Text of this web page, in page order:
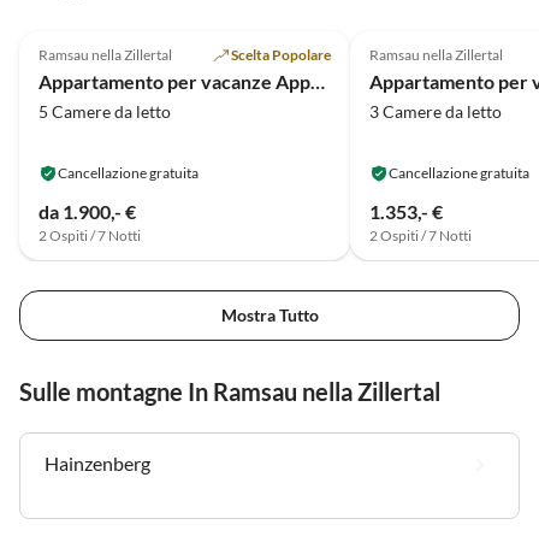
Kinder gibt es Spielsachen und
Tischtennisplatte. Wir kommen
gerne wieder. Es war alles sehr
Super ospite
Ramsau nella Zillertal Scelta Popolare
5 Camere da letto
Cancellazione gratuita
da 1.900,- €
2 Ospiti / 7 Notti
Ramsau nella Zillertal
3 Camere da letto
Cancellazione gratuita
1.353,- €
2 Ospiti / 7 Notti
Mostra Tutto
Sulle montagne In Ramsau nella Zillertal
Hainzenberg